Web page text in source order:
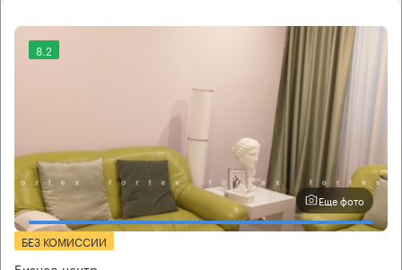
8.2
Еще фото
БЕЗ КОМИССИИ